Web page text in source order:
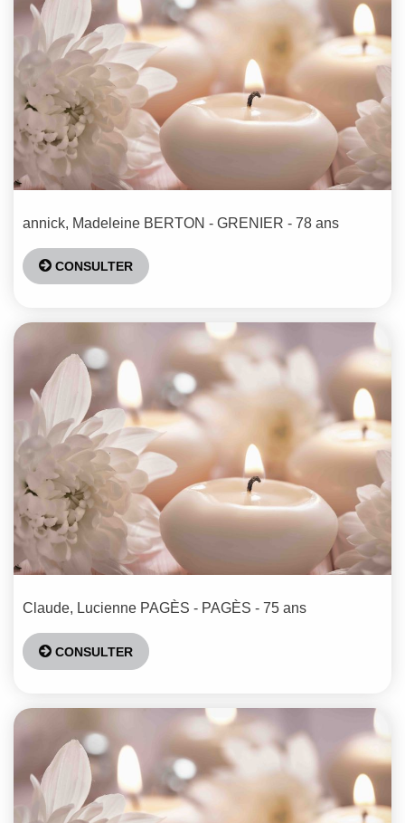
annick, Madeleine BERTON - GRENIER - 78 ans
CONSULTER
Claude, Lucienne PAGÈS - PAGÈS - 75 ans
CONSULTER